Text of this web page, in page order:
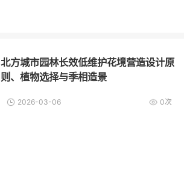
北方城市园林长效低维护花境营造设计原
则、植物选择与季相造景
0次
2026-03-06